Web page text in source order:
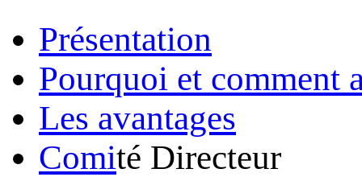
Présentation
Pourquoi et comment
Les avantages
Comité Directeur